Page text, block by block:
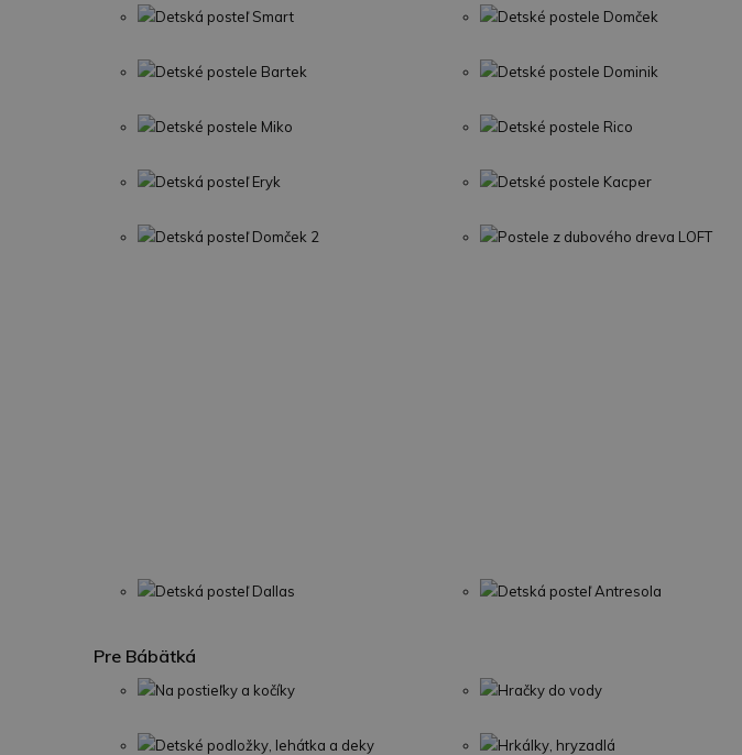
Detská posteľ Smart Detské postele Domček
Detské postele Bartek Detské postele Dominik
Detské postele Miko Detské postele Rico
Detská posteľ Eryk Detské postele Kacper
Detská posteľ Domček 2 Postele z dubového dreva LOFT
Detská posteľ Dallas
Detská posteľ Antresola
Pre Bábätká
Na postieľky a kočíky Hračky do vody
Detské podložky, lehátka a deky Hrkálky, hryzadlá